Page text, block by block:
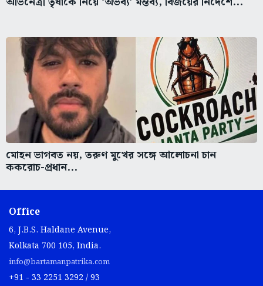
মোহন ভাগবত নয়, তরুণ মুখের সঙ্গে আলোচনা চান
ককরোচ-প্রধান...
Office
6, J.B.S. Haldane Avenue,
Kolkata 700 105, India.
info@bartamanpatrika.com
+91 - 33 2251 3292 / 93